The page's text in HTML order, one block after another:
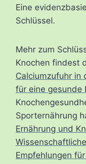
Eine
Schlüssel.
Mehr zum
Knochen findest
Calciumzufuhr in
für eine gesunde
Sporternährung
Ernährung und
Empfehlungen